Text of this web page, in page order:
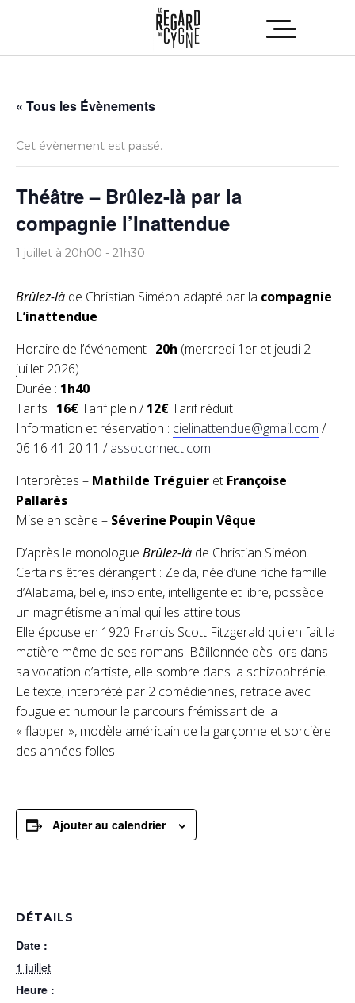
« Tous les Évènements
Cet évènement est passé.
Théâtre – Brûlez-là par la
compagnie l’Inattendue
1 juillet à 20h00 - 21h30
Brûlez-là de Christian Siméon adapté par la compagnie
L’inattendue
Horaire de l’événement : 20h (mercredi 1er et jeudi 2
juillet 2026)
Durée : 1h40
Tarifs : 16€Tarif plein /12€Tarif réduit
Information et réservation : cielinattendue@gmail.com /
06 16 41 20 11 /assoconnect.com
Interprètes – Mathilde Tréguier et Françoise
Pallarès
Mise en scène – Séverine Poupin Vêque
D’après le monologue Brûlez-là de Christian Siméon.
Certains êtres dérangent : Zelda, née d’une riche famille
d’Alabama, belle, insolente, intelligente et libre, possède
un magnétisme animal qui les attire tous.
Elle épouse en 1920 Francis Scott Fitzgerald qui en fait la
matière même de ses romans. Bâillonnée dès lors dans
sa vocation d’artiste, elle sombre dans la schizophrénie.
Le texte, interprété par 2 comédiennes, retrace avec
fougue et humour le parcours frémissant de la
« flapper », modèle américain de la garçonne et sorcière
des années folles.
Ajouter au calendrier
DÉTAILS
Date :
1 juillet
Heure :